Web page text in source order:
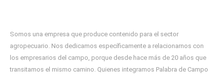
Somos una empresa que produce contenido para el sector
agropecuario. Nos dedicamos específicamente a relacionarnos con
los empresarios del campo, porque desde hace más de 20 años que
transitamos el mismo camino. Quienes integramos Palabra de Campo